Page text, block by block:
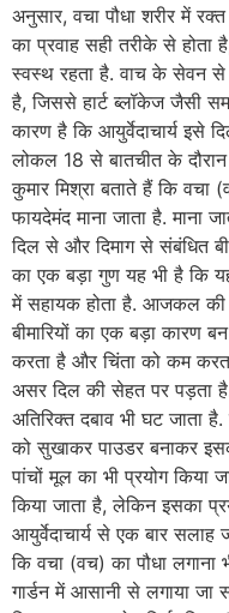
अनुसार, वचा पौधा शरीर में
का प्रवाह सही तरीके से
स्वस्थ रहता है. वाच के सेवन से
है, जिससे हार्ट ब्लॉकेज जैसी
कारण है कि आयुर्वेदाचार्य इसे
लोकल 18 से बातचीत के
कुमार मिश्रा बताते हैं कि
फायदेमंद माना जाता है.
दिल से और दिमाग से संबंधित
का एक बड़ा गुण यह भी है कि
में सहायक होता है. आजकल की
बीमारियों का एक बड़ा कारण
करता है और चिंता को कम
असर दिल की सेहत पर पड़ता
अतिरिक्त दबाव भी घट जाता
को सुखाकर पाउडर बनाकर
पांचों मूल का भी प्रयोग किया
किया जाता है, लेकिन इसका
आयुर्वेदाचार्य से एक बार
कि वचा (वच) का पौधा
गार्डन में आसानी से लगाया जा